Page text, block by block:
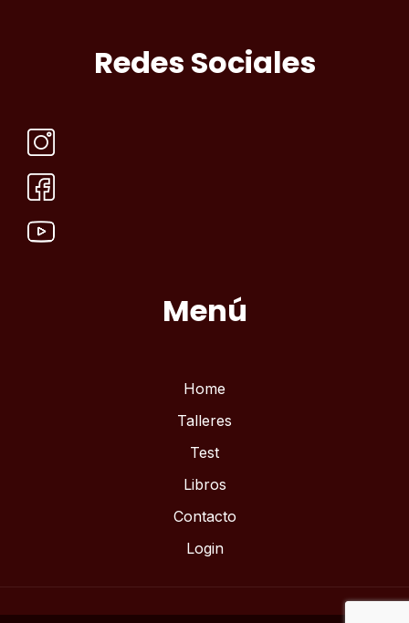
Redes Sociales
Menú
Home
Talleres
Test
Libros
Contacto
Login